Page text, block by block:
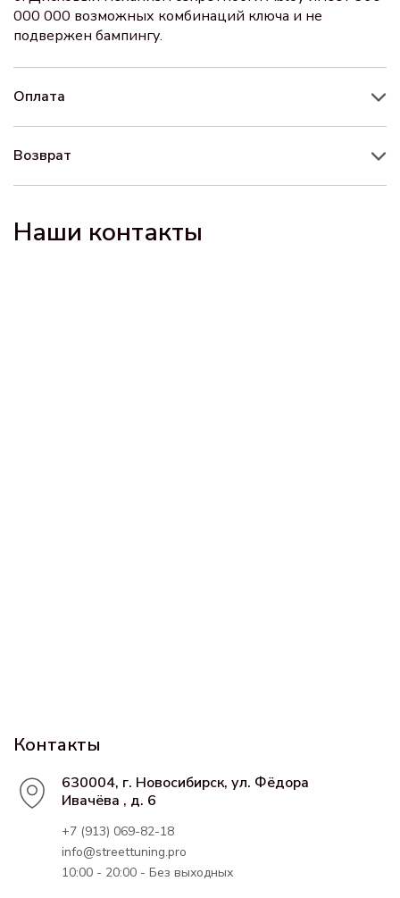
000 000 возможных комбинаций ключа и не
подвержен бампингу.
Оплата
Возврат
Наши контакты
Контакты
630004, г. Новосибирск, ул. Фёдора
Ивачёва , д. 6
+7 (913) 069-82-18
info@streettuning.pro
10:00 - 20:00 - Без выходных